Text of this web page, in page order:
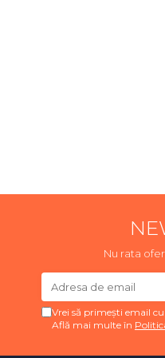
Nu rata
Vrei să primești email
Află mai multe în